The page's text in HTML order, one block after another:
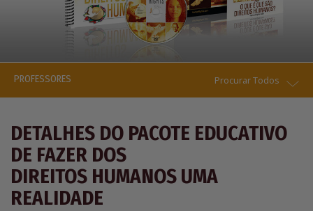
PROFESSORES Procurar Todos
DETALHES DO PACOTE EDUCATIVO
DE FAZER DOS
DIREITOS HUMANOS UMA
REALIDADE